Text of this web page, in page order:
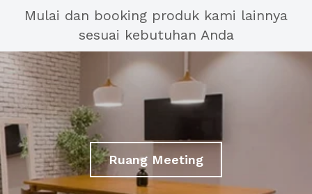
Mulai dan booking produk kami lainnya
sesuai kebutuhan Anda
Ruang Meeting